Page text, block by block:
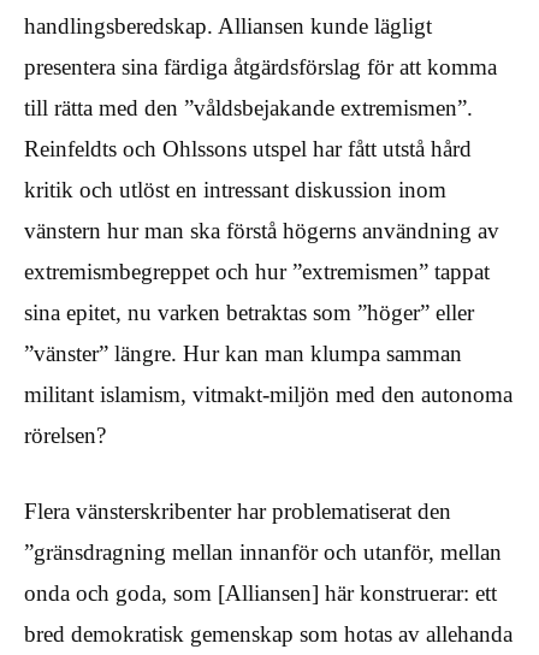
handlingsberedskap. Alliansen kunde lägligt
presentera sina färdiga åtgärdsförslag för att komma
till rätta med den ”våldsbejakande extremismen”.
Reinfeldts och Ohlssons utspel har fått utstå hård
kritik och utlöst en intressant diskussion inom
vänstern hur man ska förstå högerns användning av
extremismbegreppet och hur ”extremismen” tappat
sina epitet, nu varken betraktas som ”höger” eller
”vänster” längre. Hur kan man klumpa samman
militant islamism, vitmakt-miljön med den autonoma
rörelsen?
Flera vänsterskribenter har problematiserat den
”gränsdragning mellan innanför och utanför, mellan
onda och goda, som [Alliansen] här konstruerar: ett
bred demokratisk gemenskap som hotas av allehanda